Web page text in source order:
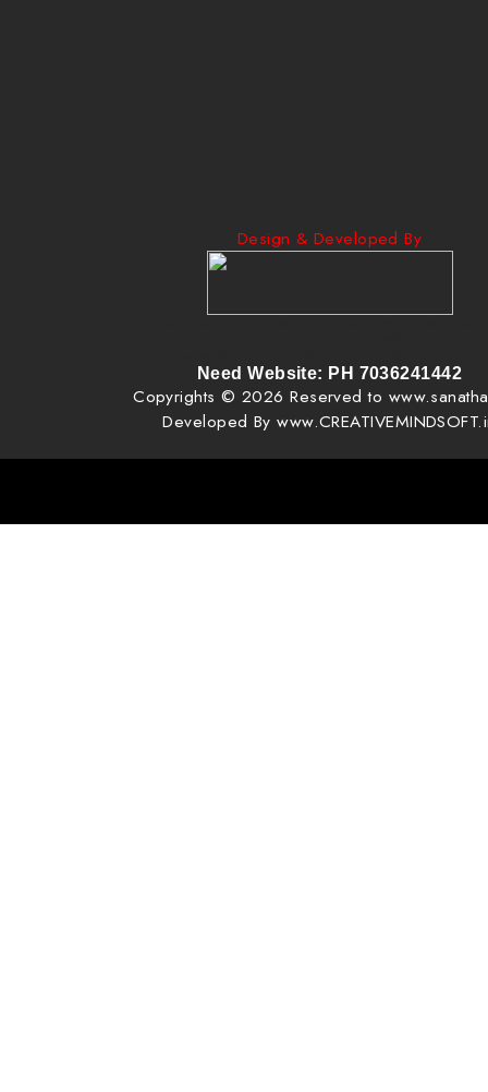
Design & Developed By
Need Website: PH 7036241442
Copyrights © 2026 Reserved to
Developed By